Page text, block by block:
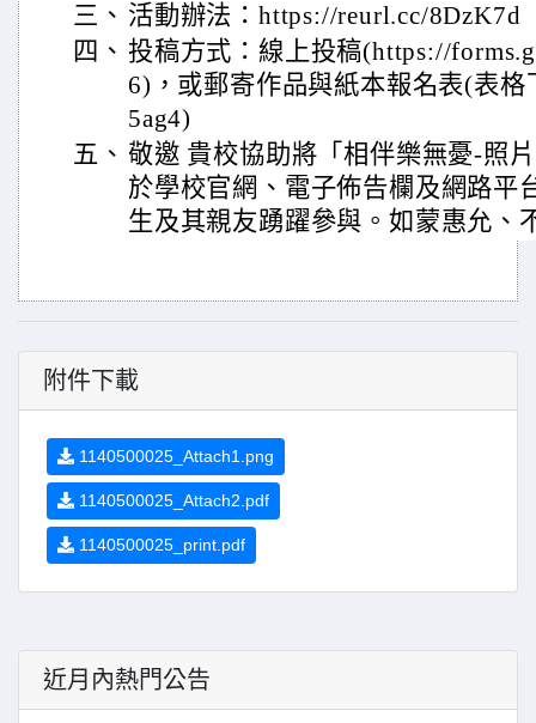
三、 活動辦法：https://reurl.cc/8DzK7d
四、 投稿方式：線上投稿(https://
6)，或郵寄作品與紙本報名表(表
5ag4)
五、 敬邀 貴校協助將「相伴樂無憂-照
於學校官網、電子佈告欄及網路平
生及其親友踴躍參與。如蒙惠允、
附件下載
1140500025_Attach1.png
1140500025_Attach2.pdf
1140500025_print.pdf
近月內熱門公告